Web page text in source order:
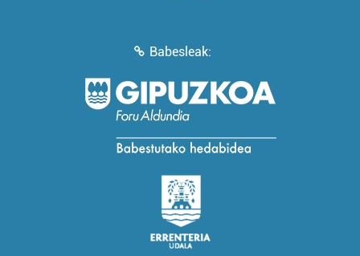
Babesleak: